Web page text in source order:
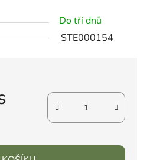
Do tří dnů
STE000154